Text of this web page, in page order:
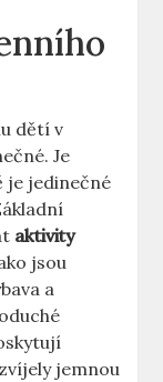
dětí v
Je
je jedinečné
aktivity
jsou
a
jemnou